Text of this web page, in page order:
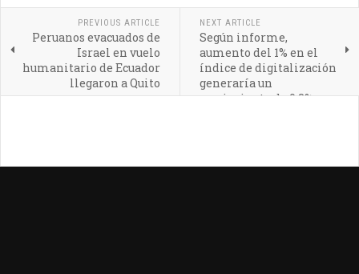
PREVIOUS ARTICLE
Peruanos evacuados de
Israel en vuelo
humanitario de Ecuador
llegaron a Quito
NEXT ARTICLE
Según informe,
aumento del 1% en el
índice de digitalización
generaría un
crecimiento de 0.3% en